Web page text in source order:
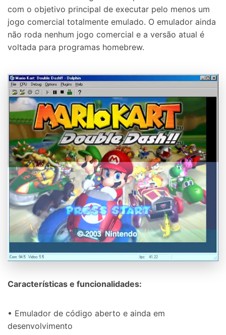
com o objetivo principal de executar pelo menos um
jogo comercial totalmente emulado. O emulador ainda
não roda nenhum jogo comercial e a versão atual é
voltada para programas homebrew.
Características e funcionalidades:
• Emulador de código aberto e ainda em
desenvolvimento